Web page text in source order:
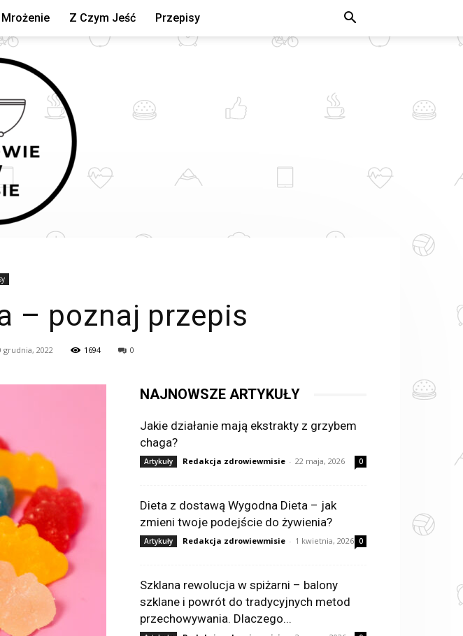
Mrożenie Z Czym Jeść Przepisy
– poznaj przepis
grudnia, 2022 1694 0
NAJNOWSZE ARTYKUŁY
Jakie działanie mają ekstrakty z grzybem
chaga?
Artykuły Redakcja zdrowiewmisie - 22 maja, 2026 0
Dieta z dostawą Wygodna Dieta – jak
zmieni twoje podejście do żywienia?
Artykuły Redakcja zdrowiewmisie - 1 kwietnia, 2026 0
Szklana rewolucja w spiżarni – balony
szklane i powrót do tradycyjnych metod
przechowywania. Dlaczego...